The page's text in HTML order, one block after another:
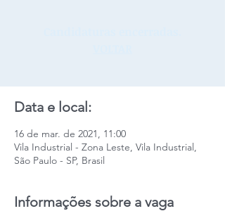
Data e local:
16 de mar. de 2021, 11:00
Vila Industrial - Zona Leste, Vila Industrial,
São Paulo - SP, Brasil
Informações sobre a vaga